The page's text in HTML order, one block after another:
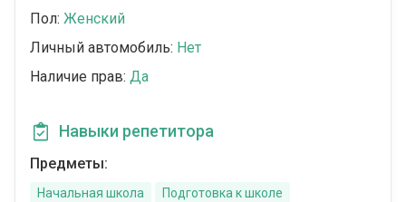
Пол: Женский
Личный автомобиль: Нет
Наличие прав: Да
Навыки репетитора
Предметы:
Начальная школа Подготовка к школе